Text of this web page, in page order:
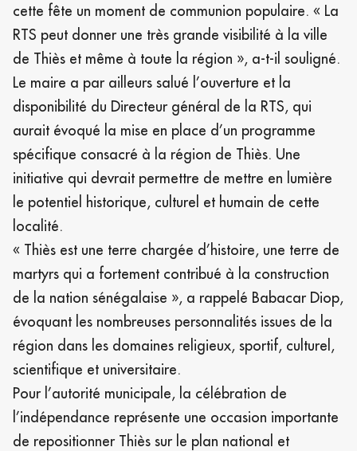
cette fête un moment de communion populaire. « La
RTS peut donner une très grande visibilité à la ville
de Thiès et même à toute la région », a-t-il souligné.
Le maire a par ailleurs salué l’ouverture et la
disponibilité du Directeur général de la RTS, qui
aurait évoqué la mise en place d’un programme
spécifique consacré à la région de Thiès. Une
initiative qui devrait permettre de mettre en lumière
le potentiel historique, culturel et humain de cette
localité.
« Thiès est une terre chargée d’histoire, une terre de
martyrs qui a fortement contribué à la construction
de la nation sénégalaise », a rappelé Babacar Diop,
évoquant les nombreuses personnalités issues de la
région dans les domaines religieux, sportif, culturel,
scientifique et universitaire.
Pour l’autorité municipale, la célébration de
l’indépendance représente une occasion importante
de repositionner Thiès sur le plan national et